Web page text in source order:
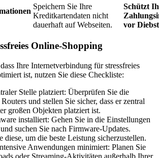
Speichern Sie Ihre
Kreditkartendaten nicht
dauerhaft auf Webseiten.
Schützt
vor
Online-Shopping
Ihre Internetverbindung für stressfreies
ist, nutzen Sie diese Checkliste:
Stelle platziert: Überprüfen Sie die
und stellen Sie sicher, dass er zentral
großen Objekten platziert ist.
installiert: Gehen Sie in die Einstellungen
suchen Sie nach Firmware-Updates.
diese, um die beste Leistung sicherzustellen.
Anwendungen minimiert: Planen Sie
oder Streaming-Aktivitäten außerhalb Ihrer